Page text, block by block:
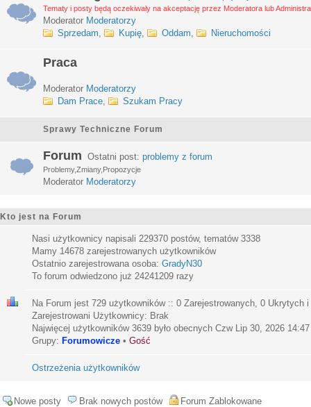
Tematy i posty będą oczekiwały na akceptację przez Moderatora lub
Moderator Moderatorzy
Sprzedam, Kupię, Oddam, Nieruchomości
Praca
Moderator Moderatorzy
Dam Prace, Szukam Pracy
Sprawy Techniczne Forum
Forum Ostatni post: problemy z forum
Problemy,Zmiany,Propozycje
Moderator Moderatorzy
Kto jest na Forum
Nasi użytkownicy napisali 229370 postów, tematów 3338
Mamy 14678 zarejestrowanych użytkowników
Ostatnio zarejestrowana osoba: GradyN30
To forum odwiedzono już 24241209 razy
Na Forum jest 729 użytkowników :: 0 Zarejestrowanych, 0 Ukrytych
Zarejestrowani Użytkownicy: Brak
Najwięcej użytkowników 3639 było obecnych Czw Lip 30, 2026 14:47
Grupy: Forumowicze • Gość
Ostrzeżenia użytkowników
Nowe posty Brak nowych postów Forum Zablokowane